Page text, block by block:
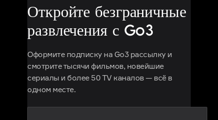
Откройте безграничные
развлечения с Go3
Оформите подписку на Go3 рассылку и
смотрите тысячи фильмов, новейшие
сериалы и более 50 TV каналов — всё в
одном месте.